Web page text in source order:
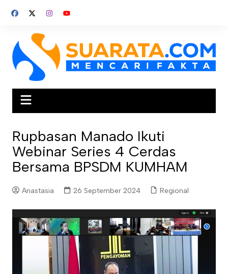
Rupbasan Manado Ikuti
Webinar Series 4 Cerdas
Bersama BPSDM KUMHAM
Anastasia 26 September 2024 Regional